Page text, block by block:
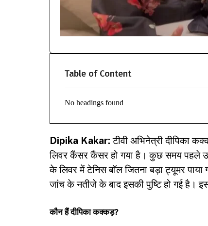
Table of Content
No headings found
Dipika Kakar: टीवी अभिनेत्री दीपिका
लिवर कैंसर कैंसर हो गया है। कुछ समय पहले
के लिवर में टेनिस बॉल जितना बड़ा ट्यूमर
जांच के नतीजे के बाद इसकी पुष्टि हो गई
कौन हैं दीपिका कक्कड़?